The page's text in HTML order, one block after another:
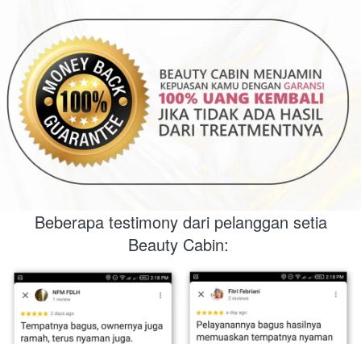
Beberapa testimony dari pelanggan setia
Beauty Cabin: